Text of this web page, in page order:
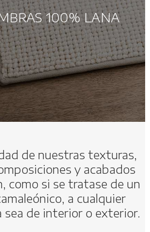
100% LANA
de nuestras texturas,
y acabados
como si se tratase de un
a cualquier
sea de interior o exterior.